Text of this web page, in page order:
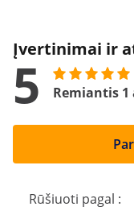
Įvertinimai ir
5 Remiantis 1
Rūšiuoti pagal :